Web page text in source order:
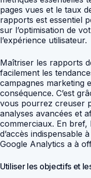
pages vues et le taux
rapports est essentiel
sur l’optimisation de
l’expérience utilisateur.
Maîtriser les rapports
facilement les
campagnes marketing
conséquence. C’est
vous pourrez creuser
analyses avancées et
commerciaux. En
d’accès indispensable
Google Analytics a à
Utiliser les objectifs et